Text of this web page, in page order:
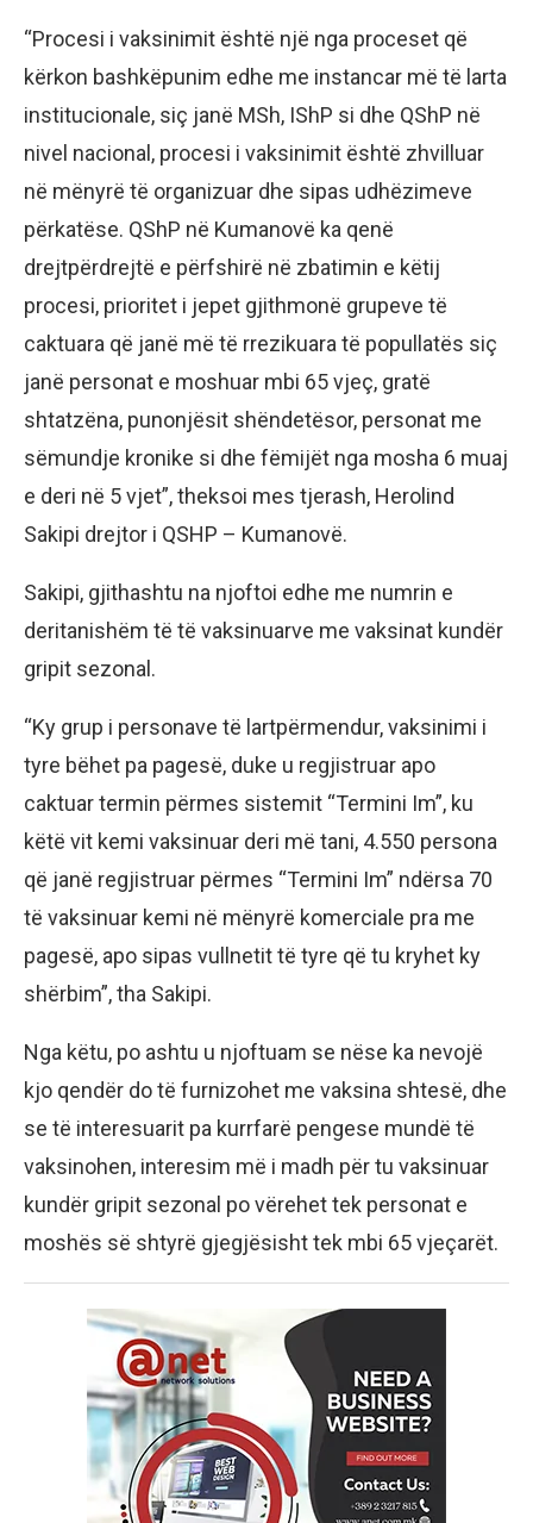
“Procesi i vaksinimit është një nga proceset që
kërkon bashkëpunim edhe me instancar më të larta
institucionale, siç janë MSh, IShP si dhe QShP në
nivel nacional, procesi i vaksinimit është zhvilluar
në mënyrë të organizuar dhe sipas udhëzimeve
përkatëse. QShP në Kumanovë ka qenë
drejtpërdrejtë e përfshirë në zbatimin e këtij
procesi, prioritet i jepet gjithmonë grupeve të
caktuara që janë më të rrezikuara të popullatës siç
janë personat e moshuar mbi 65 vjeç, gratë
shtatzëna, punonjësit shëndetësor, personat me
sëmundje kronike si dhe fëmijët nga mosha 6 muaj
e deri në 5 vjet”, theksoi mes tjerash, Herolind
Sakipi drejtor i QSHP – Kumanovë.
Sakipi, gjithashtu na njoftoi edhe me numrin e
deritanishëm të të vaksinuarve me vaksinat kundër
gripit sezonal.
“Ky grup i personave të lartpërmendur, vaksinimi i
tyre bëhet pa pagesë, duke u regjistruar apo
caktuar termin përmes sistemit “Termini Im”, ku
këtë vit kemi vaksinuar deri më tani, 4.550 persona
që janë regjistruar përmes “Termini Im” ndërsa 70
të vaksinuar kemi në mënyrë komerciale pra me
pagesë, apo sipas vullnetit të tyre që tu kryhet ky
shërbim”, tha Sakipi.
Nga këtu, po ashtu u njoftuam se nëse ka nevojë
kjo qendër do të furnizohet me vaksina shtesë, dhe
se të interesuarit pa kurrfarë pengese mundë të
vaksinohen, interesim më i madh për tu vaksinuar
kundër gripit sezonal po vërehet tek personat e
moshës së shtyrë gjegjësisht tek mbi 65 vjeçarët.